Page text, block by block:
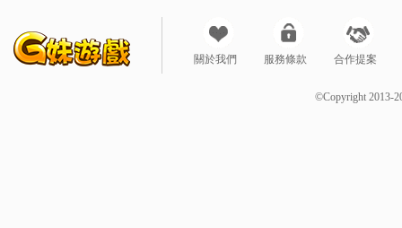
關於我們 服務條款 合作提案
©Copyright 2013-